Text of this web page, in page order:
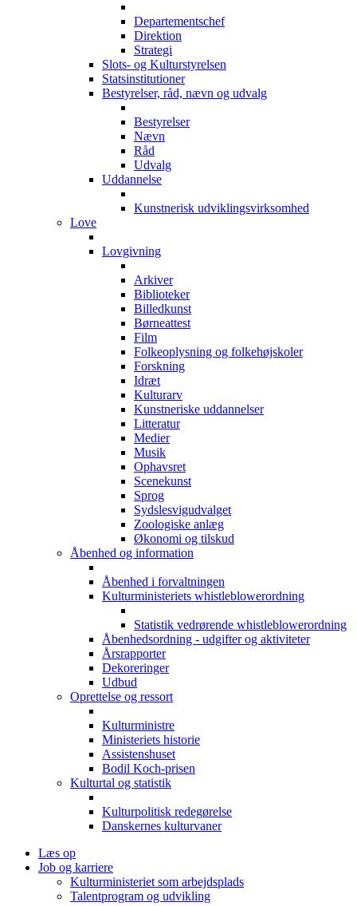
Departementschef
Direktion
Strategi
Slots- og Kulturstyrelsen
Statsinstitutioner
Bestyrelser, råd, nævn og udvalg
Bestyrelser
Nævn
Råd
Udvalg
Uddannelse
Kunstnerisk udviklingsvirksomhed
Love
Lovgivning
Arkiver
Biblioteker
Billedkunst
Børneattest
Film
Folkeoplysning og folkehøjskoler
Forskning
Idræt
Kulturarv
Kunstneriske uddannelser
Litteratur
Medier
Musik
Ophavsret
Scenekunst
Sprog
Sydslesvigudvalget
Zoologiske anlæg
Økonomi og tilskud
Åbenhed og information
Åbenhed i forvaltningen
Kulturministeriets whistleblowerordning
Statistik vedrørende whistleblowerordning
Åbenhedsordning - udgifter og aktiviteter
Årsrapporter
Dekoreringer
Udbud
Oprettelse og ressort
Kulturministre
Ministeriets historie
Assistenshuset
Bodil Koch-prisen
Kulturtal og statistik
Kulturpolitisk redegørelse
Danskernes kulturvaner
Læs op
Job og karriere
Kulturministeriet som arbejdsplads
Talentprogram og udvikling